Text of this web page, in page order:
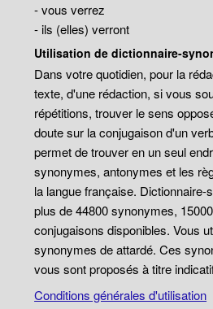
- vous verrez
- ils (elles) verront
Utilisation de dictionnaire-
Dans votre quotidien, pour la
texte, d'une rédaction, si vous
répétitions, trouver le sens
doute sur la conjugaison d'un
permet de trouver en un seul
synonymes, antonymes et les
la langue française.
plus de 44800 synonymes,
conjugaisons disponibles. Vous
synonymes de attardé. Ces
vous sont proposés à titre
Conditions générales d'utilisation